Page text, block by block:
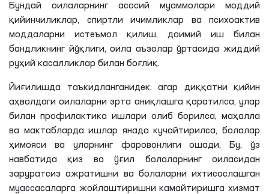
Бундай оилаларнинг асосий муаммолари моддий
қийинчиликлар, спиртли ичимликлар ва психоактив
моддаларни истеъмол қилиш, доимий иш билан
бандликнинг йўқлиги, оила аъзолар ўртасида жиддий
руҳий касалликлар билан боғлиқ.
Йиғилишда таъкидланганидек, агар диққатни қийин
аҳволдаги оилаларни эрта аниқлашга қаратилса, улар
билан профилактика ишлари олиб борилса, маҳалла
ва мактабларда ишлар янада кучайтирилса, болалар
ҳимояси ва уларнинг фаровонлиги ошади. Бу, ўз
навбатида қиз ва ўғил болаларнинг оиласидан
заруратсиз ажратишни ва болаларни ихтисослашган
муассасаларга жойлаштиришни камайтиришга хизмат